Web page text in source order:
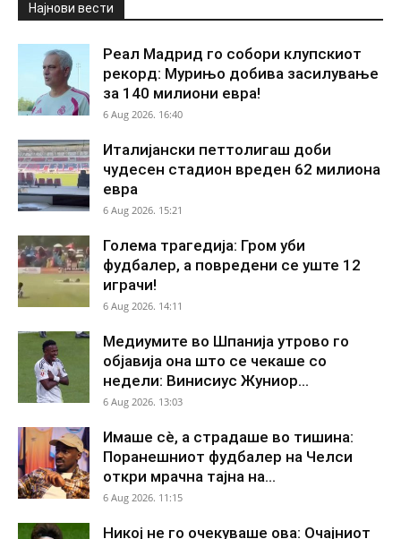
Најнови вести
Реал Мадрид го собори клупскиот
рекорд: Мурињо добива засилување
за 140 милиони евра!
6 Aug 2026. 16:40
Италијански петтолигаш доби
чудесен стадион вреден 62 милиона
евра
6 Aug 2026. 15:21
Голема трагедија: Гром уби
фудбалер, а повредени се уште 12
играчи!
6 Aug 2026. 14:11
Медиумите во Шпанија утрово го
објавија она што се чекаше со
недели: Винисиус Жуниор...
6 Aug 2026. 13:03
Имаше сè, а страдаше во тишина:
Поранешниот фудбалер на Челси
откри мрачна тајна на...
6 Aug 2026. 11:15
Никој не го очекуваше ова: Очајниот